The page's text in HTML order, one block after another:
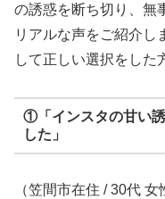
の誘惑を断ち切り、無
リアルな声をご紹介し
して正しい選択をした
①「インスタの甘い
した」
（笠間市在住 / 30代 女